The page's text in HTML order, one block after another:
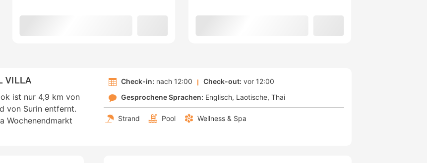
VILLA
ist nur 4,9 km von
von Surin entfernt.
Wochenendmarkt
Check-in: nach 12:00 Check-out: vor 12:00
Gesprochene Sprachen: Englisch Laotische Thai
Strand Pool Wellness & Spa